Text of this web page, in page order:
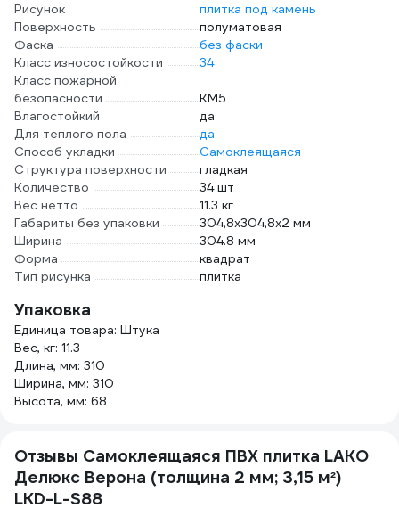
Рисунок
плитка под камень
Поверхность
полуматовая
Фаска
без фаски
Класс износостойкости
34
Класс пожарной
безопасности
КМ5
Влагостойкий
да
Для теплого пола
да
Способ укладки
Самоклеящаяся
Структура поверхности
гладкая
Количество
34 шт
Вес нетто
11.3 кг
Габариты без упаковки
304,8х304,8х2 мм
Ширина
304.8 мм
Форма
квадрат
Тип рисунка
плитка
Упаковка
Единица товара: Штука
Вес, кг: 11.3
Длина, мм: 310
Ширина, мм: 310
Высота, мм: 68
Отзывы Самоклеящаяся ПВХ плитка LAKO
Делюкс Верона (толщина 2 мм; 3,15 м²)
LKD-L-S88